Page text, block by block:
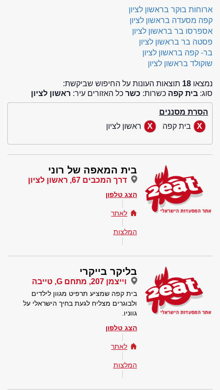
ארוחות בוקר בראשון לציון
קפה מסעדה בראשון לציון
אספרסו בר בראשון לציון
פסטה בר בראשון לציון
בר- קפה בראשון לציון
שוקולד בראשון לציון
נמצאו 18 תוצאות העונות על החיפוש שביקשת:
סוג: בית קפה כשרות: כשר כל האזורים עיר: ראשון לציון
הסרת מסננים
בית קפה
ראשון לציון
בית המאפה של רוני
דרך המכבים 67, ראשון לציון
הצג טלפון
לאתר
המלצות
בליקר בייקרי
וייצמן 207, מתחם G, טייבה
בית קפה שמציע תרפיט מגוון לילדים
ולבוגרים מצליח לגעת בחיך הישראלי על
גווניו.
הצג טלפון
לאתר
המלצות